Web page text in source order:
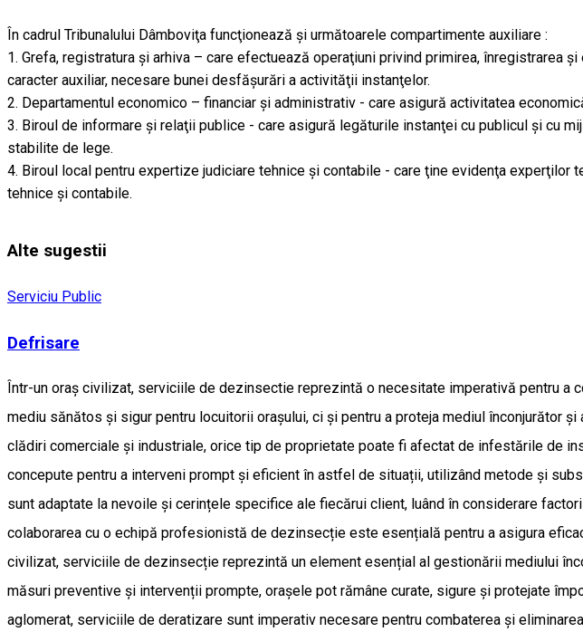
În cadrul Tribunalului Dâmboviţa funcţionează şi următoarele compartimente auxiliare :
1. Grefa, registratura şi arhiva – care efectuează operaţiuni privind primirea, înregistrarea
caracter auxiliar, necesare bunei desfăşurări a activităţii instanţelor.
2. Departamentul economico – financiar şi administrativ - care asigură activitatea
3. Biroul de informare şi relaţii publice - care asigură legăturile instanţei cu publicul şi cu
stabilite de lege.
4. Biroul local pentru expertize judiciare tehnice şi contabile - care ţine evidenţa
tehnice şi contabile.
Alte sugestii
Serviciu Public
Defrisare
Într-un oraș civilizat, serviciile de dezinsectie reprezintă o necesitate imperativă pentru a
mediu sănătos și sigur pentru locuitorii orașului, ci și pentru a proteja mediul înconjurător
clădiri comerciale și industriale, orice tip de proprietate poate fi afectat de infestările de
concepute pentru a interveni prompt și eficient în astfel de situații, utilizând metode și
sunt adaptate la nevoile și cerințele specifice ale fiecărui client, luând în considerare
colaborarea cu o echipă profesionistă de dezinsecție este esențială pentru a asigura
civilizat, serviciile de dezinsecție reprezintă un element esențial al gestionării mediului
măsuri preventive și intervenții prompte, orașele pot rămâne curate, sigure și protejate
aglomerat, serviciile de deratizare sunt imperativ necesare pentru combaterea și